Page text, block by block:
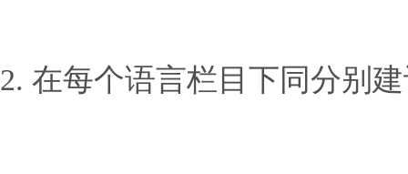
2. 在每个语言栏目下同分别